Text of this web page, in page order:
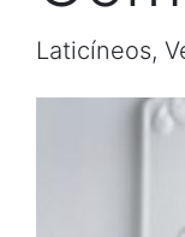
Laticíneos,